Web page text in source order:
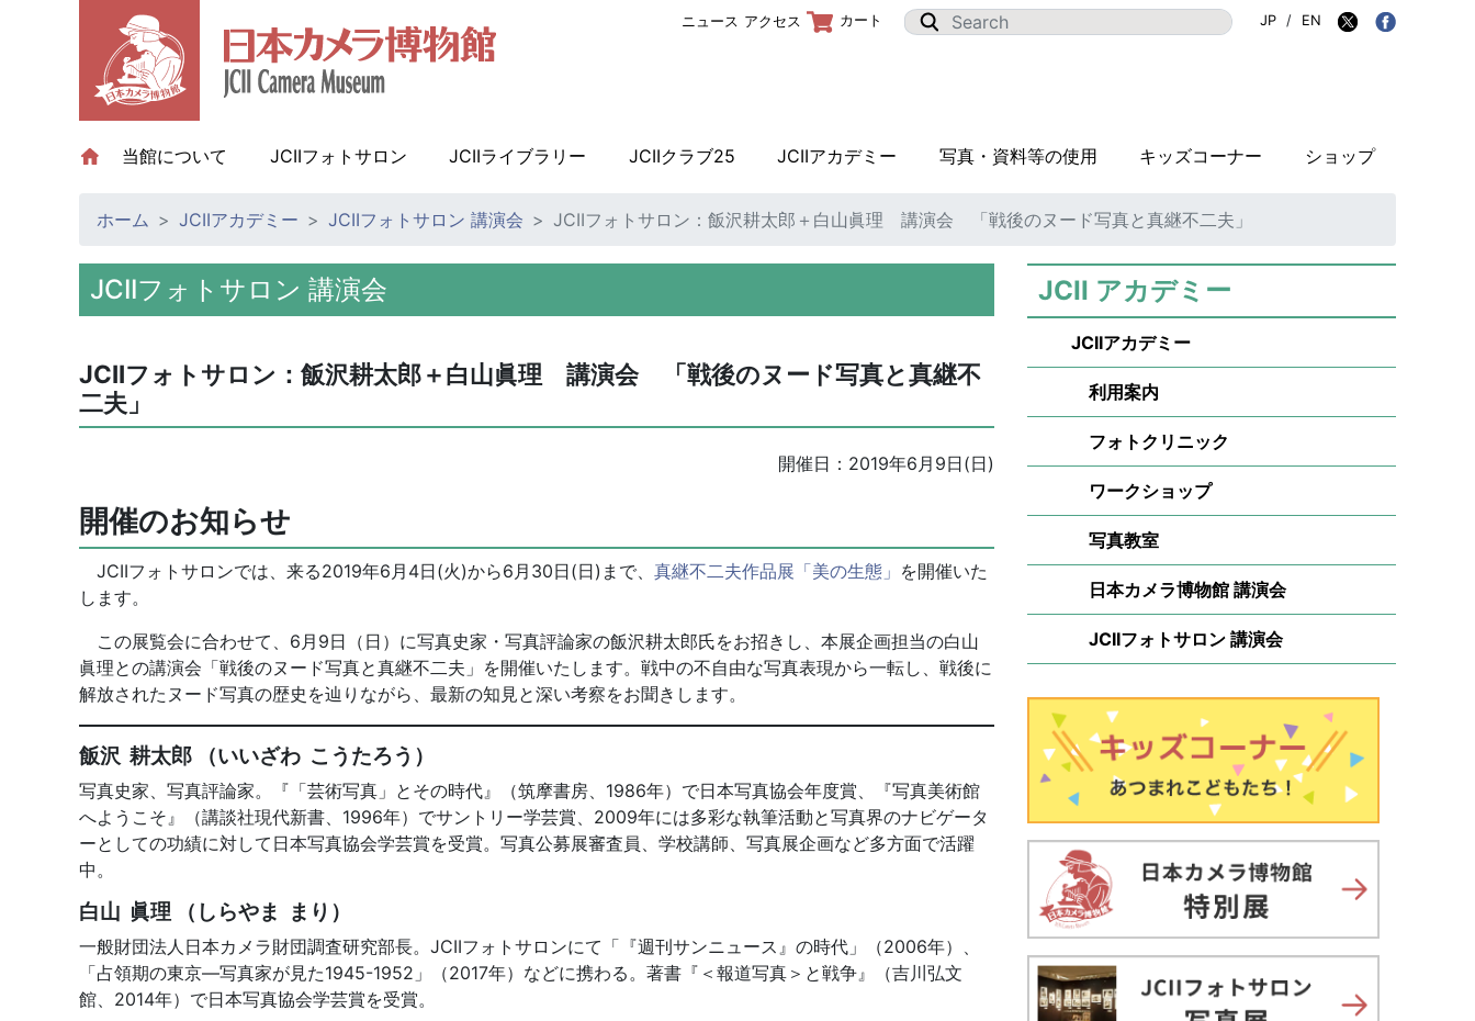
当館について (current)JCIIフォトサロン JCIIライブラリー JCIIクラブ25 JCIIアカデミー 写真・資料等の使用 キッズコーナー ショップ
ニュース アクセス カート JP / EN
ホーム JCIIアカデミー JCIIフォトサロン 講演会 JCIIフォトサロン：飯沢耕太郎＋白山眞理 講演会 「戦後のヌード写真と真継不二夫」
JCIIフォトサロン 講演会
JCIIフォトサロン：飯沢耕太郎＋白山眞理 講演会 「戦後のヌード写真と真継不
二夫」
開催日： 2019年6月9日(日)
開催のお知らせ
JCIIフォトサロンでは、来る2019年6月4日(火)から6月30日(日)まで、 真継不二夫作品展「美の生態」 を開催いた
します。
この展覧会に合わせて、6月9日（日）に写真史家・写真評論家の飯沢耕太郎氏をお招きし、本展企画担当の白山
眞理との講演会「戦後のヌード写真と真継不二夫」を開催いたします。戦中の不自由な写真表現から一転し、戦後に
解放されたヌード写真の歴史を辿りながら、最新の知見と深い考察をお聞きします。
飯沢 耕太郎 （いいざわ こうたろう）
写真史家、写真評論家。『「芸術写真」とその時代』（筑摩書房、1986年）で日本写真協会年度賞、『写真美術館
へようこそ』（講談社現代新書、1996年）でサントリー学芸賞、2009年には多彩な執筆活動と写真界のナビゲータ
ーとしての功績に対して日本写真協会学芸賞を受賞。写真公募展審査員、学校講師、写真展企画など多方面で活躍
中。
白山 眞理 （しらやま まり）
一般財団法人日本カメラ財団調査研究部長。JCIIフォトサロンにて「『週刊サンニュース』の時代」（2006年）、
「占領期の東京―写真家が見た1945-1952」（2017年）などに携わる。著書『＜報道写真＞と戦争』（吉川弘文
館、2014年）で日本写真協会学芸賞を受賞。
JCII アカデミー
JCIIアカデミー
利用案内
フォトクリニック
ワークショップ
写真教室
日本カメラ博物館 講演会
JCIIフォトサロン 講演会